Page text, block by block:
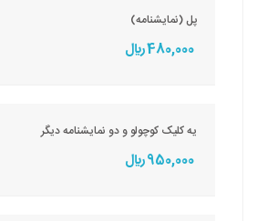
پل (نمایشنامه)
480,000 ريال
یه کلیک کوچولو و دو نمایشنامه دیگر
950,000 ريال